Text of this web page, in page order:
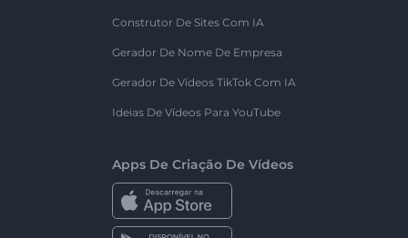
Construtor De Sites Com IA
Gerador De Nome De Empresa
Gerador De Vídeos TikTok Com IA
Ideias De Vídeos Para YouTube
Apps De Criação De Vídeos